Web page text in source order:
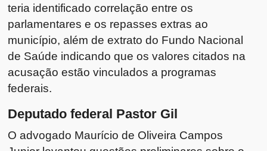
teria identificado correlação entre os
parlamentares e os repasses extras ao
município, além de extrato do Fundo Nacional
de Saúde indicando que os valores citados na
acusação estão vinculados a programas
federais.
Deputado federal Pastor Gil
O advogado Maurício de Oliveira Campos